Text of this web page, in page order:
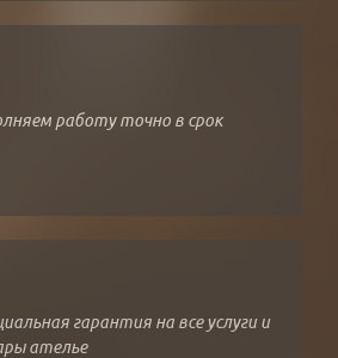
работу точно в срок
гарантия на все услуги и
ателье